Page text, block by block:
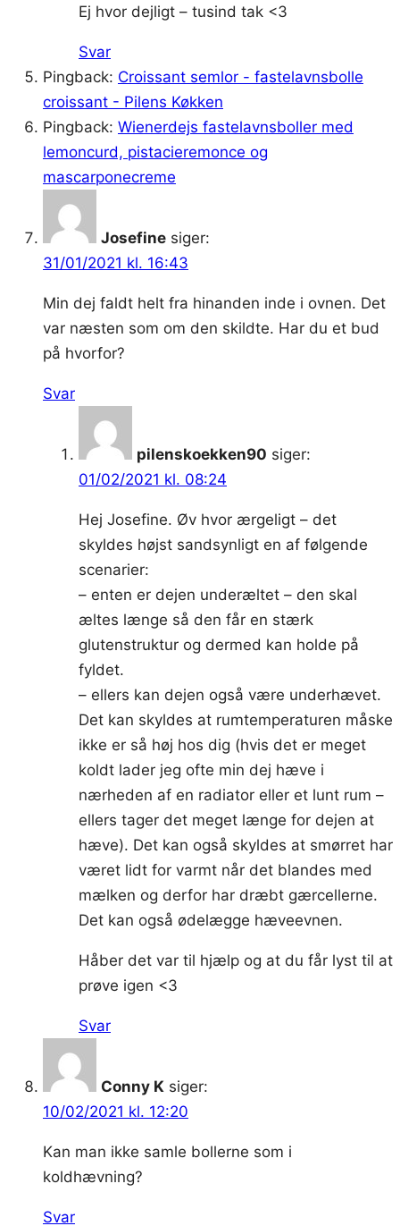
Ej hvor dejligt – tusind tak <3
Svar
Pingback: Croissant semlor - fastelavnsbolle
croissant - Pilens Køkken
Pingback: Wienerdejs fastelavnsboller med
lemoncurd, pistacieremonce og
mascarponecreme
Josefine siger:
31/01/2021 kl. 16:43
Min dej faldt helt fra hinanden inde i ovnen. Det
var næsten som om den skildte. Har du et bud
på hvorfor?
Svar
pilenskoekken90 siger:
01/02/2021 kl. 08:24
Hej Josefine. Øv hvor ærgeligt – det
skyldes højst sandsynligt en af følgende
scenarier:
– enten er dejen underæltet – den skal
æltes længe så den får en stærk
glutenstruktur og dermed kan holde på
fyldet.
– ellers kan dejen også være underhævet.
Det kan skyldes at rumtemperaturen måske
ikke er så høj hos dig (hvis det er meget
koldt lader jeg ofte min dej hæve i
nærheden af en radiator eller et lunt rum –
ellers tager det meget længe for dejen at
hæve). Det kan også skyldes at smørret har
været lidt for varmt når det blandes med
mælken og derfor har dræbt gærcellerne.
Det kan også ødelægge hæveevnen.
Håber det var til hjælp og at du får lyst til at
prøve igen <3
Svar
Conny K siger:
10/02/2021 kl. 12:20
Kan man ikke samle bollerne som i
koldhævning?
Svar